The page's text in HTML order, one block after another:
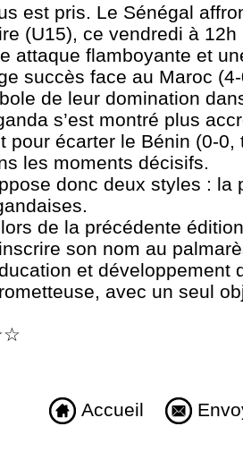
est pris. Le Sénégal
(U15), ce vendredi à 12h
attaque flamboyante et
succès face au Maroc
de leur domination
s’est montré plus
pour écarter le Bénin (0-
les moments décisifs.
donc deux styles :
de la précédente
son nom au
et développement
avec un seul
Accueil